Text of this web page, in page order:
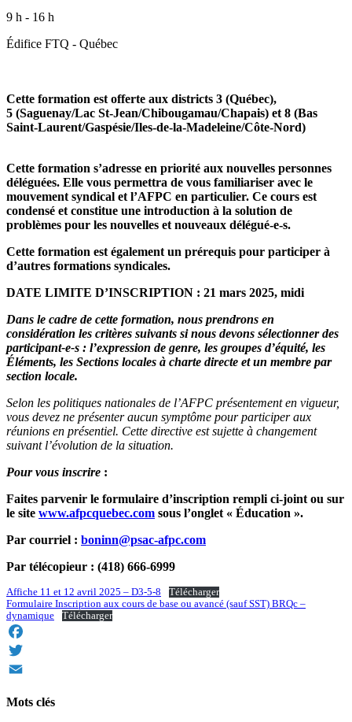
9 h - 16 h
Édifice FTQ - Québec
Cette formation est offerte aux districts 3 (Québec),
5 (Saguenay/Lac St-Jean/Chibougamau/Chapais) et 8 (Bas
Saint-Laurent/Gaspésie/Iles-de-la-Madeleine/Côte-Nord)
Cette formation s’adresse en priorité aux nouvelles personnes
déléguées. Elle vous permettra de vous familiariser avec le
mouvement syndical et l’AFPC en particulier. Ce cours est
condensé et constitue une introduction à la solution de
problèmes pour les nouvelles et nouveaux délégué-e-s.
Cette formation est également un prérequis pour participer à
d’autres formations syndicales.
DATE LIMITE D’INSCRIPTION : 21 mars 2025, midi
Dans le cadre de cette formation, nous prendrons en
considération les critères suivants si nous devons sélectionner des
participant-e-s : l’expression de genre, les groupes d’équité, les
Éléments, les Sections locales à charte directe et un membre par
section locale.
Selon les politiques nationales de l’AFPC présentement en vigueur,
vous devez ne présenter aucun symptôme pour participer aux
réunions en présentiel. Cette directive est sujette à changement
suivant l’évolution de la situation.
Pour vous inscrire :
Faites parvenir le formulaire d’inscription rempli ci-joint ou sur
le site www.afpcquebec.com sous l’onglet « Éducation ».
Par courriel : boninn@psac-afpc.com
Par télécopieur : (418) 666-6999
Affiche 11 et 12 avril 2025 – D3-5-8
Télécharger
Formulaire Inscription aux cours de base ou avancé (sauf SST) BRQc –
dynamique
Télécharger
Facebook
Twitter
Mots clés